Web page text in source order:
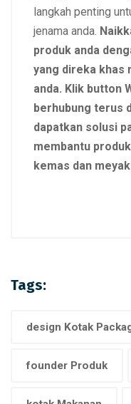
langkah penting
jenama anda.
produk anda
yang direka khas
anda. Klik button
berhubung terus
dapatkan solusi
membantu
kemas dan
Tags:
design Kotak
founder Produk